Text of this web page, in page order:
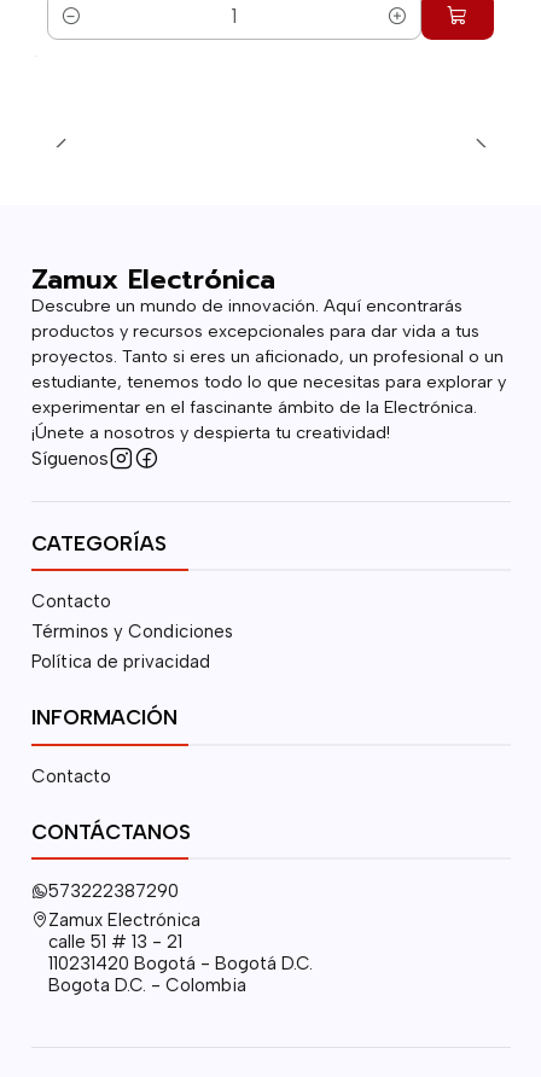
Cantidad
Zamux Electrónica
Descubre un mundo de innovación. Aquí encontrarás
productos y recursos excepcionales para dar vida a tus
proyectos. Tanto si eres un aficionado, un profesional o un
estudiante, tenemos todo lo que necesitas para explorar y
experimentar en el fascinante ámbito de la Electrónica.
¡Únete a nosotros y despierta tu creatividad!
Síguenos
CATEGORÍAS
Contacto
Términos y Condiciones
Política de privacidad
INFORMACIÓN
Contacto
CONTÁCTANOS
573222387290
Zamux Electrónica
calle 51 # 13 - 21
110231420 Bogotá - Bogotá D.C.
Bogota D.C. - Colombia